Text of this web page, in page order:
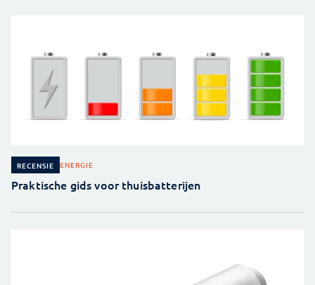
RECENSIE ENERGIE
Praktische gids voor thuisbatterijen